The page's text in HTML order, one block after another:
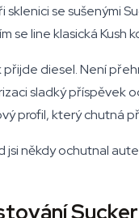
sklenici se sušenými
se line klasická
přijde diesel. Není
sladký příspěvek
profil, který chutná
jsi někdy ochutnal